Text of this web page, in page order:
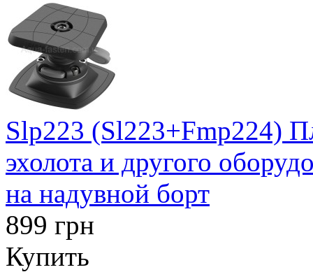
Slp223 (Sl223+Fmp224)
эхолота и другого
на надувной борт
899 грн
Купить